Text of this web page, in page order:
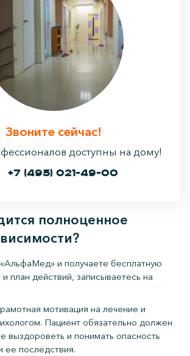
Звоните сейчас!
доступны на дому!
+7 (495) 021-49-00
полноценное
и получаете бесплатную
план действий, записываетесь на
мотивация на лечение и
Пациент обязательно должен
выздороветь и понимать опасность
ее последствия.